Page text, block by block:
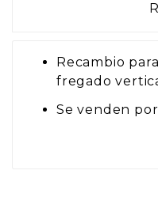
Recambio
fregado
Se venden